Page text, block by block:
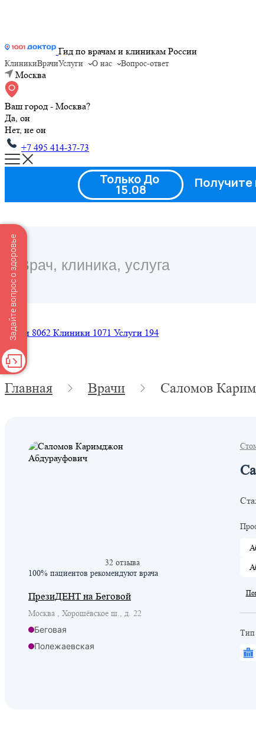
Гид по врачам и клиникам России
КлиникиВрачиУслуги О нас Вопрос-ответ
Москва
Ваш город - Москва?
Да, он
Нет, не он
+7 495 414-37-73
Врачи 8062 Клиники 1071 Услуги 194
Главная Врачи Саломов
32 отзыва
100% пациентов рекомендуют врача
ПрезиДЕНТ на Беговой
Москва , Хорошёвское ш., д. 22
Беговая
Полежаевская
Тип
Только До
15.08 Получите
Задайте вопрос о здоровье